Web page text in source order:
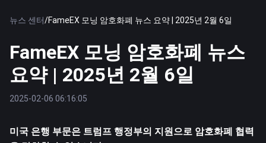
뉴스 센터/FameEX 모닝 암호화폐 뉴스 요약 | 2025년 2월 6일
FameEX 모닝 암호화폐 뉴스
요약 | 2025년 2월 6일
2025-02-06 06:16:05
미국 은행 부문은 트럼프 행정부의 지원으로 암호화폐 협력